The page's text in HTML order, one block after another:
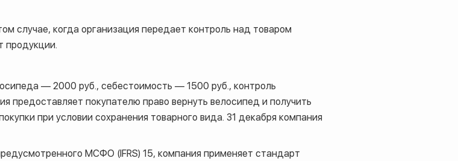
случае, когда организация передает контроль над товаром
продукции.
— 2000 руб., себестоимость — 1500 руб., контроль
предоставляет покупателю право вернуть велосипед и получить
при условии сохранения товарного вида. 31 декабря компания
МСФО (IFRS) 15, компания применяет стандарт